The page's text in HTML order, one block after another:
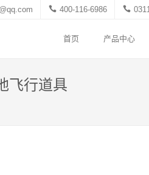
400-116-6986
首页 产品中心
飞行道具